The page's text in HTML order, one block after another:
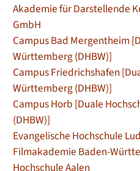
Akademie für Darstellende
GmbH
Campus Bad Mergentheim
Württemberg (DHBW)]
Campus Friedrichshafen
Württemberg (DHBW)]
Campus Horb [Duale
(DHBW)]
Evangelische Hochschule
Filmakademie Baden-
Hochschule Aalen